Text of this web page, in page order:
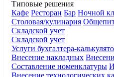
Типовые решения
Кафе Ресторан Бар Ночной
Столовая/кулинария
Складской учет
Складской учет
Услуги бухгалтера-
Внесение накладных
Составление номенклатуры
Внесение технологических